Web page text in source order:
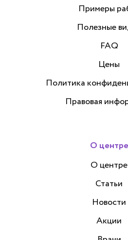
Примеры
Полезные
FAQ
Цены
Политика
Правовая
О центре
О центре
Статьи
Новости
Акции